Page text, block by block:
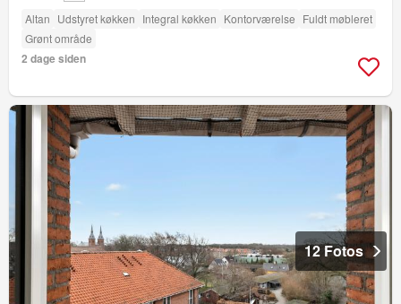
Altan Udstyret køkken Integral køkken Kontorværelse Fuldt møbleret
Grønt område
2 dage siden
12 Fotos